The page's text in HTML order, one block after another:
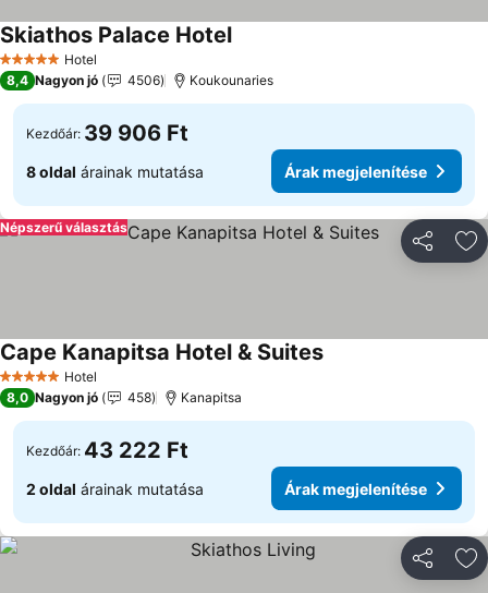
5 KategóriaHotel
Skiathos Palace Hotel
8,4 Nagyon jó 4506 Koukounaries
Kezdőár: 39 906 Ft
8 oldal árainak mutatása Árak megjelenítése
Népszerű választás
5 KategóriaHotel
Cape Kanapitsa Hotel & Suites
8,0 Nagyon jó 458 Kanapitsa
Kezdőár: 43 222 Ft
2 oldal árainak mutatása Árak megjelenítése